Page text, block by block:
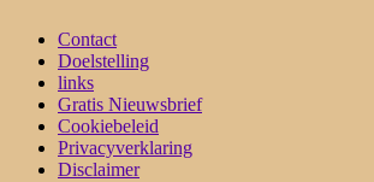
Contact
Doelstelling
links
Gratis Nieuwsbrief
Cookiebeleid
Privacyverklaring
Disclaimer